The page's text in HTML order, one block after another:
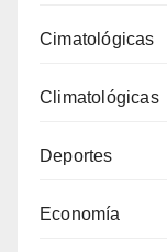
Cimatológicas
Climatológicas
Deportes
Economía